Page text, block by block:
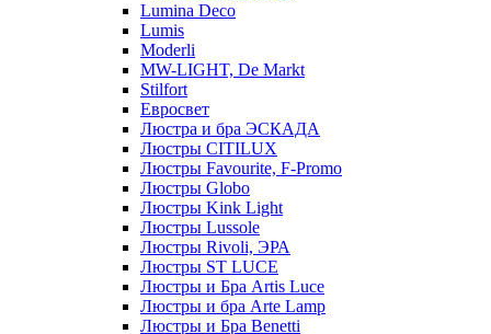
Lumina Deco
Lumis
Moderli
MW-LIGHT, De Markt
Stilfort
Евросвет
Люстра и бра ЭСКАДА
Люстры CITILUX
Люстры Favourite, F-Promo
Люстры Globo
Люстры Kink Light
Люстры Lussole
Люстры Rivoli, ЭРА
Люстры ST LUCE
Люстры и Бра Artis Luce
Люстры и бра Arte Lamp
Люстры и Бра Benetti